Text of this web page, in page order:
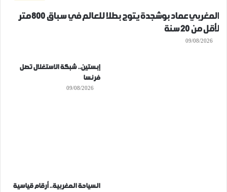
المغربي عماد بوشجدة يتوج بطلا للعالم في سباق 800 متر
لأقل من 20 سنة
09/08/2026
إبستين.. شبكة الاستغلال تصل
فرنسا
09/08/2026
السياحة المغربية.. أرقام قياسية